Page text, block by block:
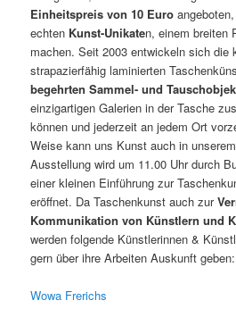
Einheitspreis von 10 Euro
echten Kunst-Unikaten, einem breiten
machen. Seit 2003 entwickeln sich die
strapazierfähig laminierten
begehrten Sammel- und
einzigartigen Galerien in der Tasche
können und jederzeit an jedem Ort
Weise kann uns Kunst auch in
Ausstellung wird um 11.00 Uhr durch
einer kleinen Einführung zur
eröffnet. Da Taschenkunst auch zur
Kommunikation von Künstlern und
werden folgende Künstlerinnen &
gern über ihre Arbeiten Auskunft geben:
Wowa Frerichs